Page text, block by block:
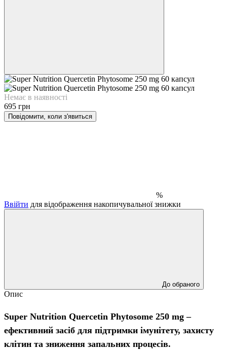
Немає в наявності
695 грн
Повідомити, коли з'явиться
%
Ввійти для відображення накопичувальної знижки
До обраного
Опис
Super Nutrition Quercetin Phytosome 250 mg –
ефективний засіб для підтримки імунітету, захисту
клітин та зниження запальних процесів.